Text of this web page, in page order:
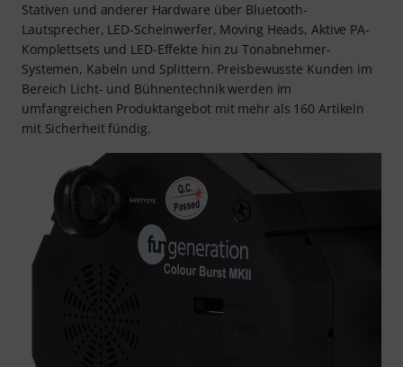
Stativen und anderer Hardware über Bluetooth-
Lautsprecher, LED-Scheinwerfer, Moving Heads, Aktive PA-
Komplettsets und LED-Effekte hin zu Tonabnehmer-
Systemen, Kabeln und Splittern. Preisbewusste Kunden im
Bereich Licht- und Bühnentechnik werden im
umfangreichen Produktangebot mit mehr als 160 Artikeln
mit Sicherheit fündig.